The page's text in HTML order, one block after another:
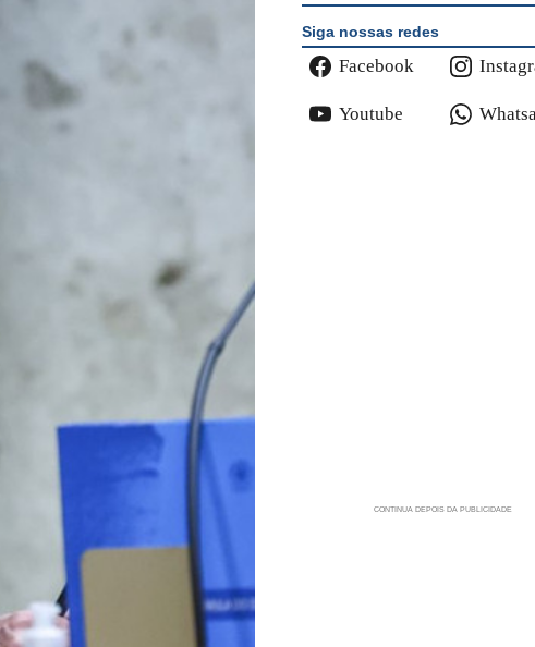
Siga nossas redes
Facebook
Youtube